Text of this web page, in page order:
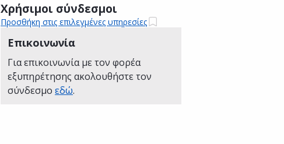
Χρήσιμοι σύνδεσμοι
Προσθήκη στις επιλεγμένες υπηρεσίες
Επικοινωνία
Για επικοινωνία με τον φορέα
εξυπηρέτησης ακολουθήστε τον
σύνδεσμο εδώ.